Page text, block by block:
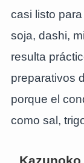
casi listo
soja, dashi,
resulta
preparativos
porque el
como sal,